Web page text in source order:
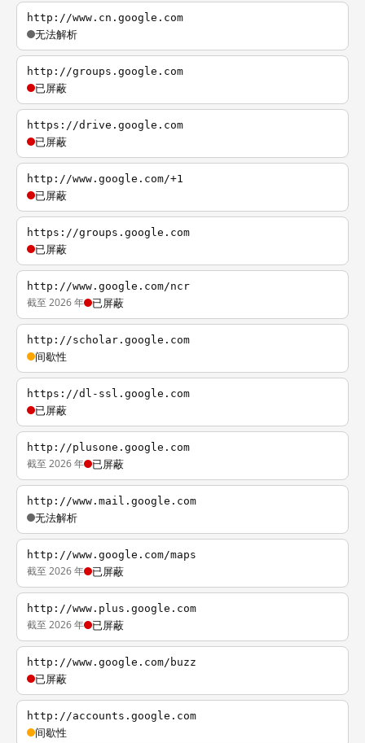
http://www.cn.google.com
无法解析
http://groups.google.com
已屏蔽
https://drive.google.com
已屏蔽
http://www.google.com/+1
已屏蔽
https://groups.google.com
已屏蔽
http://www.google.com/ncr
截至 2026 年 已屏蔽
http://scholar.google.com
间歇性
https://dl-ssl.google.com
已屏蔽
http://plusone.google.com
截至 2026 年 已屏蔽
http://www.mail.google.com
无法解析
http://www.google.com/maps
截至 2026 年 已屏蔽
http://www.plus.google.com
截至 2026 年 已屏蔽
http://www.google.com/buzz
已屏蔽
http://accounts.google.com
间歇性